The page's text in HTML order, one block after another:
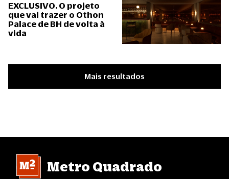
EXCLUSIVO. O projeto
que vai trazer o Othon
Palace de BH de volta à
vida
Mais resultados
Metro Quadrado